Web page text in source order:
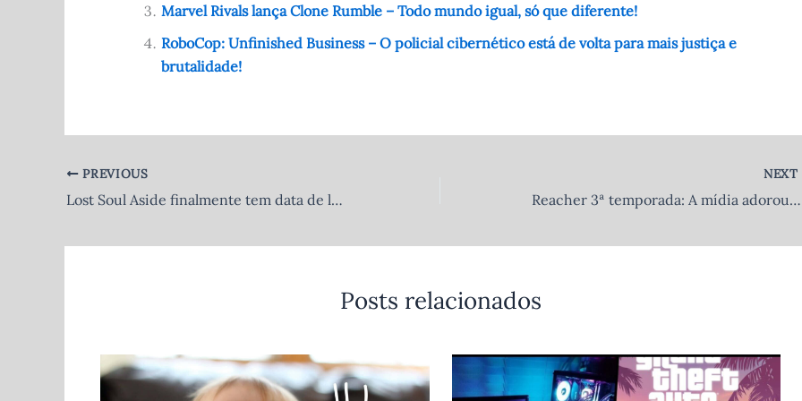
o
k
p
Marvel Rivals lança Clone Rumble – Todo mundo igual, só que diferente!
RoboCop: Unfinished Business – O policial cibernético está de volta para mais justiça e
brutalidade!
PREVIOUS
Lost Soul Aside finalmente tem data de lançamento – Será que agora vai?
NEXT
Posts relacionados